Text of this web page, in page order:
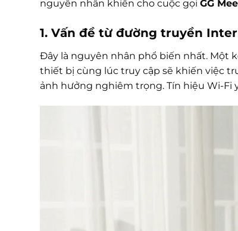
nguyên nhân khiến cho cuộc gọi GG
1. Vấn đề từ đường truyền
Đây là nguyên nhân phổ biến nhất. Một
thiết bị cùng lúc truy cập sẽ khiến việc
ảnh hưởng nghiêm trọng. Tín hiệu Wi-